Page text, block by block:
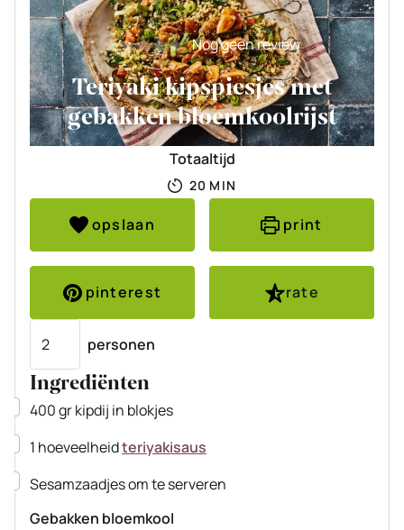
Nog geen review
Teriyaki kipspiesjes met
gebakken bloemkoolrijst
Totaaltijd
20 MINUTEN
MIN
opslaan print
pinterest
rate
personen
Ingrediënten
▢
400grkipdij in blokjes
▢
1 hoeveelheidteriyakisaus
▢
Sesamzaadjesom te serveren
Gebakken bloemkool